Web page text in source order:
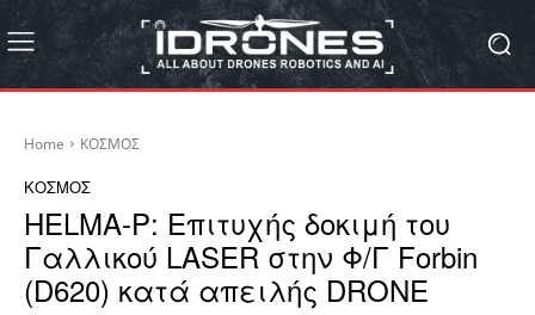
Home ΚΟΣΜΟΣ
ΚΟΣΜΟΣ
HELMA-P: Επιτυχής δοκιμή του
Γαλλικού LASER στην Φ/Γ Forbin
(D620) κατά απειλής DRONE